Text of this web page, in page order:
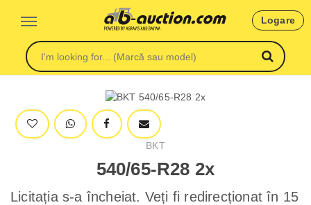
Logare
BKT
540/65-R28 2x
Licitația s-a încheiat. Veți fi redirecționat în 15